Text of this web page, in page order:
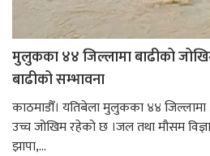
मुलुकका ४४ जिल्लामा बाढीको
बाढीको सम्भावना
काठमाडौँ। यतिबेला मुलुकका ४४
उच्च जोखिम रहेको छ ।जल तथा मौसम
झापा,...